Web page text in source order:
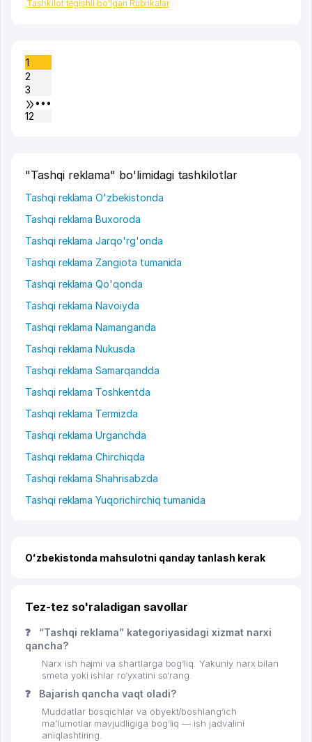
Tashkilot tegishli bo'lgan Rubrikalar
1
2
3
•••
12
"Tashqi reklama" bo'limidagi tashkilotlar
Tashqi reklama O'zbekistonda
Tashqi reklama Buxoroda
Tashqi reklama Jarqo'rg'onda
Tashqi reklama Zangiota tumanida
Tashqi reklama Qo'qonda
Tashqi reklama Navoiyda
Tashqi reklama Namanganda
Tashqi reklama Nukusda
Tashqi reklama Samarqandda
Tashqi reklama Toshkentda
Tashqi reklama Termizda
Tashqi reklama Urganchda
Tashqi reklama Chirchiqda
Tashqi reklama Shahrisabzda
Tashqi reklama Yuqorichirchiq tumanida
Oʻzbekistonda mahsulotni qanday tanlash kerak
Tez-tez so'raladigan savollar
❓
“Tashqi reklama” kategoriyasidagi xizmat narxi
qancha?
Narx ish hajmi va shartlarga bog‘liq. Yakuniy narx bilan
smeta yoki ishlar ro‘yxatini so‘rang.
❓ Bajarish qancha vaqt oladi?
Muddatlar bosqichlar va obyekt/boshlang‘ich
ma’lumotlar mavjudligiga bog‘liq — ish jadvalini
aniqlashtiring.